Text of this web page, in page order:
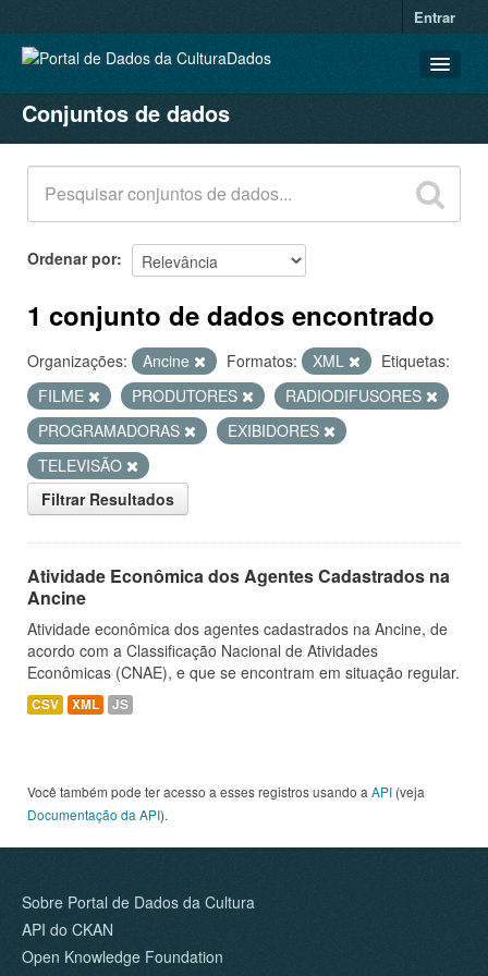
Entrar
CONJUNTOS DE DADOS
ORGANIZAÇÕES
GRUPOS
SOBRE
Conjuntos de dados
Ordenar por
1 conjunto de dados encontrado
Organizações: Ancine Formatos: XML
Etiquetas:
FILME
PRODUTORES
RADIODIFUSORES
PROGRAMADORAS
EXIBIDORES
TELEVISÃO
Filtrar Resultados
Atividade Econômica dos Agentes Cadastrados na
Ancine
Atividade econômica dos agentes cadastrados na Ancine, de
acordo com a Classificação Nacional de Atividades
Econômicas (CNAE), e que se encontram em situação regular.
CSV XML JS
Você também pode ter acesso a esses registros usando a API (veja
Documentação da API).
Sobre Portal de Dados da Cultura
API do CKAN
Open Knowledge Foundation